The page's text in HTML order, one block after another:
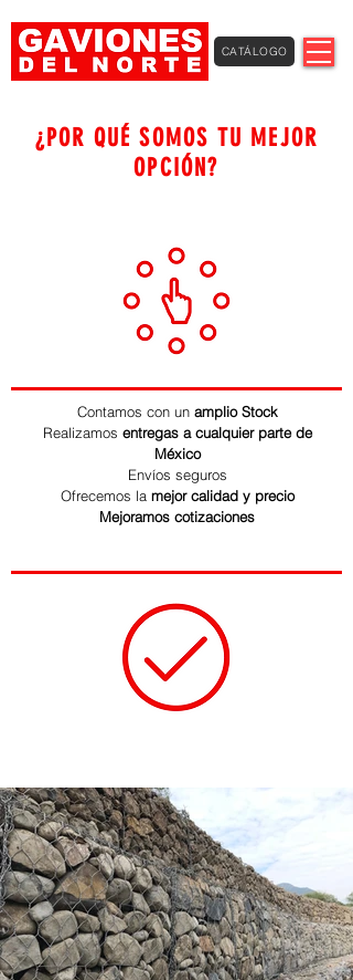
CATÁLOGO
¿POR QUÉ SOMOS TU MEJOR
OPCIÓN?
Contamos con un amplio Stock
Realizamos entregas a cualquier parte de
México
Envíos seguros
Ofrecemos la mejor calidad y precio
Mejoramos cotizaciones